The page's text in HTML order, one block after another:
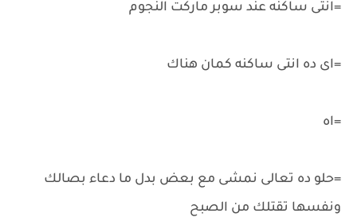
=انتى ساكنه عند سوبر ماركت النجوم
=اى ده انتى ساكنه كمان هناك
=اه
=حلو ده تعالى نمشى مع بعض بدل ما دعاء بصالك
ونفسها تقتلك من الصبح